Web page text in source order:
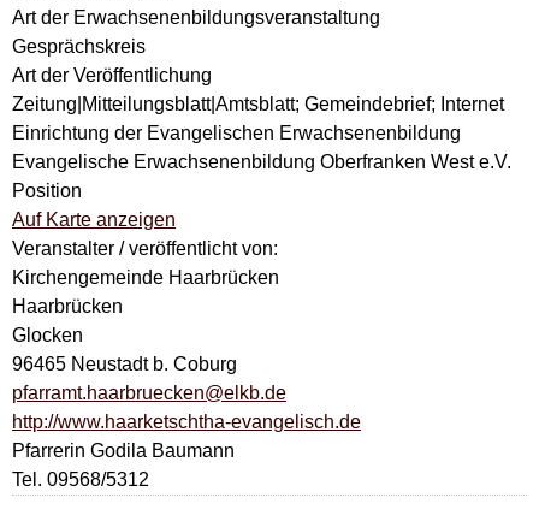
Art der Erwachsenenbildungsveranstaltung
Gesprächskreis
Art der Veröffentlichung
Zeitung|Mitteilungsblatt|Amtsblatt; Gemeindebrief; Internet
Einrichtung der Evangelischen Erwachsenenbildung
Evangelische Erwachsenenbildung Oberfranken West e.V.
Position
Auf Karte anzeigen
Veranstalter / veröffentlicht von:
Kirchengemeinde Haarbrücken
Haarbrücken
Glocken
96465 Neustadt b. Coburg
pfarramt.haarbruecken@elkb.de
http://www.haarketschtha-evangelisch.de
Pfarrerin Godila Baumann
Tel. 09568/5312